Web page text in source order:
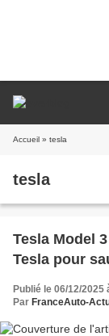
Accueil » tesla
tesla
Tesla Model
Tesla pour
Publié le 06/12/2025
Par FranceAuto-